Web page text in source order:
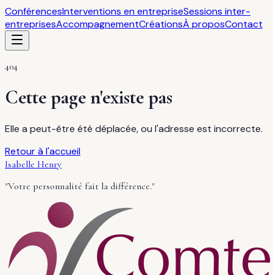
ConférencesInterventions en entrepriseSessions inter-
entreprisesAccompagnementCréationsÀ proposContact
404
Cette page n'existe pas
Elle a peut-être été déplacée, ou l'adresse est incorrecte.
Retour à l'accueil
Isabelle Henry
"Votre personnalité fait la différence."